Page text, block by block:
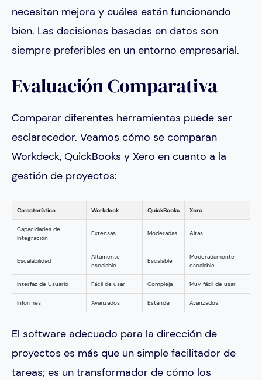
necesitan mejora y cuáles están funcionando
bien. Las decisiones basadas en datos son
siempre preferibles en un entorno empresarial.
Evaluación Comparativa
Comparar diferentes herramientas puede ser
esclarecedor. Veamos cómo se comparan
Workdeck, QuickBooks y Xero en cuanto a la
gestión de proyectos:
Característica Workdeck QuickBooks Xero
Capacidades de
Integración
Extensas Moderadas Altas
Escalabilidad
Altamente
escalable
Escalable
Moderadamente
escalable
Interfaz de Usuario Fácil de usar Compleja Muy fácil de usar
Informes Avanzados Estándar Avanzados
El software adecuado para la dirección de
proyectos es más que un simple facilitador de
tareas; es un transformador de cómo los